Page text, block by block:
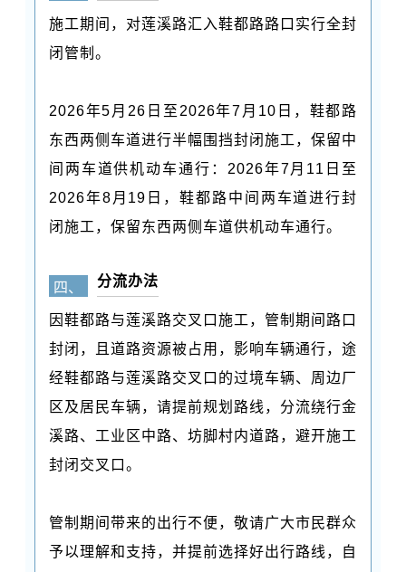
施工期间，对莲溪路汇入鞋都路路口实行全封
闭管制。
2026年5月26日至2026年7月10日，鞋都路
东西两侧车道进行半幅围挡封闭施工，保留中
间两车道供机动车通行：2026年7月11日至
2026年8月19日，鞋都路中间两车道进行封
闭施工，保留东西两侧车道供机动车通行。
四、 分流办法
因鞋都路与莲溪路交叉口施工，管制期间路口
封闭，且道路资源被占用，影响车辆通行，途
经鞋都路与莲溪路交叉口的过境车辆、周边厂
区及居民车辆，请提前规划路线，分流绕行金
溪路、工业区中路、坊脚村内道路，避开施工
封闭交叉口。
管制期间带来的出行不便，敬请广大市民群众
予以理解和支持，并提前选择好出行路线，自